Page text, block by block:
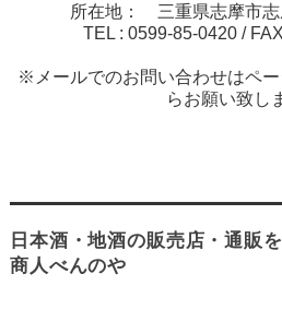
所在地： 三重県志摩市志
TEL : 0599-85-0420 /
※メールでのお問い合わせはペ
らお願い致し
日本酒・地酒の販売店・通販
商人べんのや